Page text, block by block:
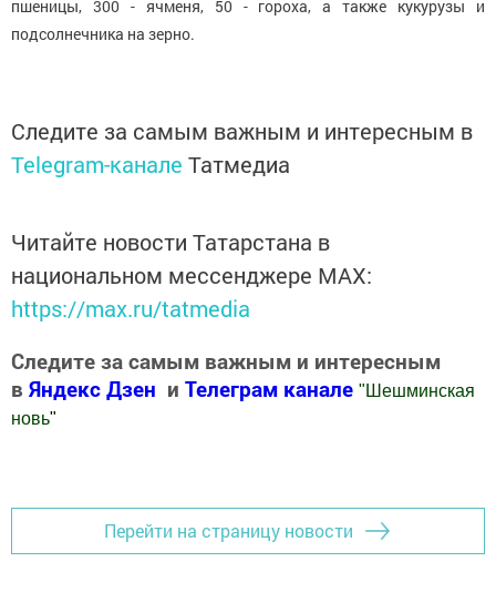
пшеницы, 300 - ячменя, 50 - гороха, а также кукурузы и
подсолнечника на зерно.
Следите за самым важным и интересным в
Telegram-канале Татмедиа
Читайте новости Татарстана в
национальном мессенджере MАХ:
https://max.ru/tatmedia
Следите за самым важным и интересным
в Яндекс Дзен и Телеграм канале " Шешминская
новь"
Перейти на страницу новости